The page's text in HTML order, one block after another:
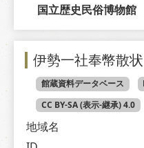
国立歴史民俗博物館
伊勢一社奉幣散
館蔵資料データベース
CC BY-SA (表示-継承) 4.0
地域名